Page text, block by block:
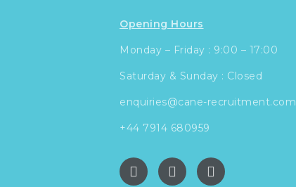
Opening Hours
Monday – Friday : 9:00 – 17:00
Saturday & Sunday : Closed
enquiries@cane-recruitment.com
+44 7914 680959